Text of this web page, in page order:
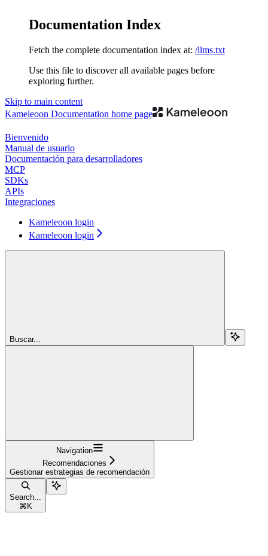
Documentation Index
Fetch the complete documentation index at: /llms.txt
Use this file to discover all available pages before
exploring further.
Skip to main content
Kameleoon Documentation home page
Bienvenido
Manual de usuario
Documentación para desarrolladores
MCP
SDKs
APIs
Integraciones
Kameleoon login
Kameleoon login
Buscar...
Navigation
Recomendaciones
Gestionar estrategias de recomendación
Search...
⌘ K